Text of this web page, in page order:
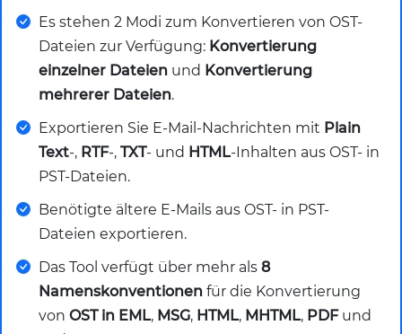
Es stehen 2 Modi zum Konvertieren von OST-
Dateien zur Verfügung: Konvertierung
einzelner Dateien und Konvertierung
mehrerer Dateien.
Exportieren Sie E-Mail-Nachrichten mit Plain
Text-, RTF-, TXT- und HTML-Inhalten aus OST- in
PST-Dateien.
Benötigte ältere E-Mails aus OST- in PST-
Dateien exportieren.
Das Tool verfügt über mehr als 8
Namenskonventionen für die Konvertierung
von OST in EML, MSG, HTML, MHTML, PDFund